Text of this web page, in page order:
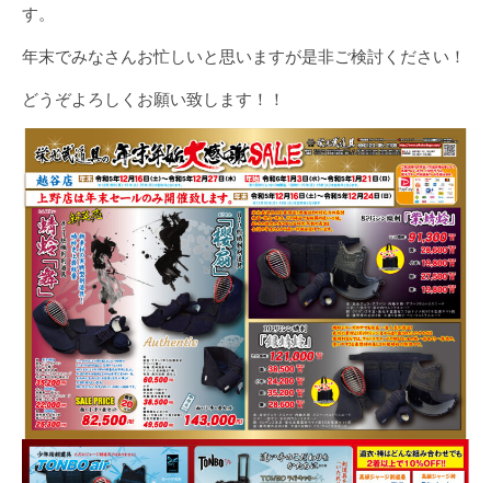
す。
年末でみなさんお忙しいと思いますが是非ご検討ください！
どうぞよろしくお願い致します！！